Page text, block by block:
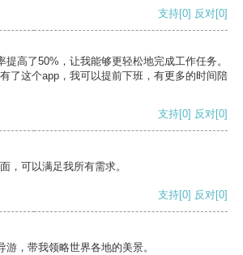
支持[0] 反对[0]
提高了50%，让我能够更轻松地完成工作任务。
了这个app，我可以提前下班，有更多的时间陪
支持[0] 反对[0]
，可以满足我所有需求。
支持[0] 反对[0]
，带我领略世界各地的美景。